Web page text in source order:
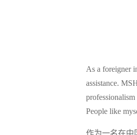
As a foreigner
assistance.
People like
作为一名在中